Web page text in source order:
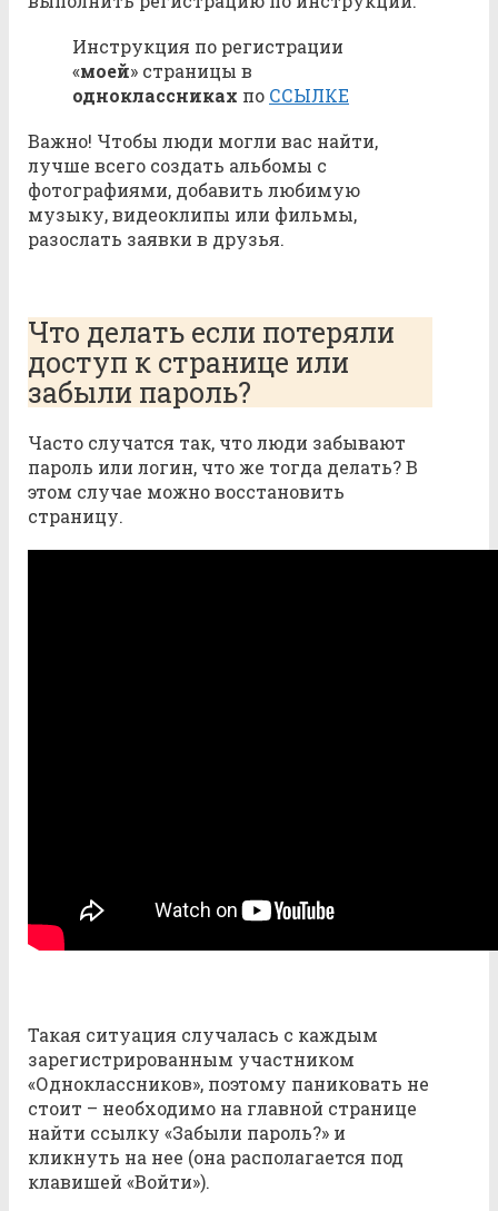
Инструкция по регистрации
«моей» страницы в
одноклассниках по ССЫЛКЕ
Важно! Чтобы люди могли вас найти,
лучше всего создать альбомы с
фотографиями, добавить любимую
музыку, видеоклипы или фильмы,
разослать заявки в друзья.
Что делать если потеряли
доступ к странице или
забыли пароль?
Часто случатся так, что люди забывают
пароль или логин, что же тогда делать? В
этом случае можно восстановить
страницу.
Такая ситуация случалась с каждым
зарегистрированным участником
«Одноклассников», поэтому паниковать не
стоит – необходимо на главной странице
найти ссылку «Забыли пароль?» и
кликнуть на нее (она располагается под
клавишей «Войти»).